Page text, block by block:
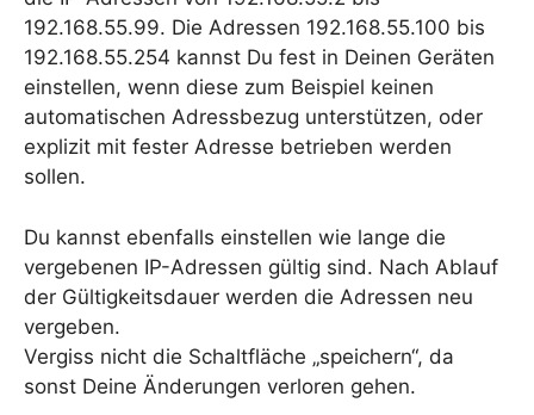
192.168.55.99. Die Adressen 192.168.55.100 bis
192.168.55.254 kannst Du fest in Deinen Geräten
einstellen, wenn diese zum Beispiel keinen
automatischen Adressbezug unterstützen, oder
explizit mit fester Adresse betrieben werden
sollen.
Du kannst ebenfalls einstellen wie lange die
vergebenen IP-Adressen gültig sind. Nach Ablauf
der Gültigkeitsdauer werden die Adressen neu
vergeben.
Vergiss nicht die Schaltfläche „speichern“, da
sonst Deine Änderungen verloren gehen.